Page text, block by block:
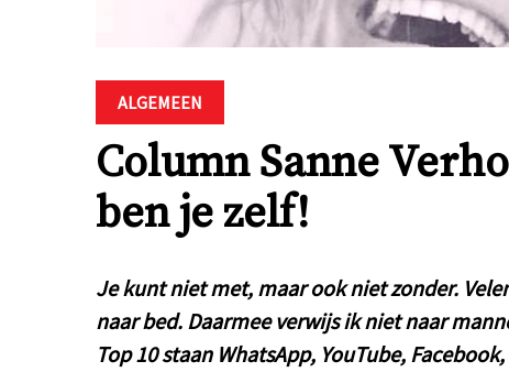
ALGEMEEN
Column Sanne
ben je zelf!
Je kunt niet met, maar ook niet zonder.
naar bed. Daarmee verwijs ik niet naar
Top 10 staan WhatsApp, YouTube,